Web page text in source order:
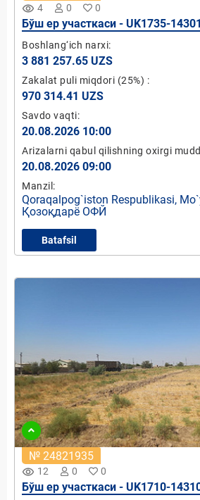
remove_red_eye 4 0 0
Бўш ер участкаси - UK1735-
Boshlang‘ich narxi:
3 881 257.65 UZS
Zakalat puli miqdori (25%) :
970 314.41 UZS
Savdo vaqti:
20.08.2026 10:00
Arizalarni qabul qilishning oxirgi
20.08.2026 09:00
Manzil:
Qoraqalpog`iston Respublikasi,
Қозоқдарё ОФЙ
Batafsil
remove_red_eye 12 0 0
№ 24821935
Бўш ер участкаси - UK1710-